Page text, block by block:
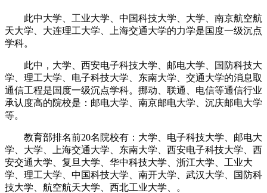
此中大学、工业大学、中国科技大学、大学、南京航空航
天大学、大连理工大学、上海交通大学的力学是国度一级沉点
学科。
此中，大学、西安电子科技大学、邮电大学、国防科技大
学、理工大学、电子科技大学、东南大学、交通大学的消息取
通信工程是国度一级沉点学科。挪动、联通、电信等通信行业
承认度高的院校是：邮电大学、南京邮电大学、沉庆邮电大学
等。
教育部排名前20名院校有：大学、电子科技大学、邮电大
学、大学、上海交通大学、东南大学、西安电子科技大学、西
安交通大学、复旦大学、华中科技大学、浙江大学、工业大
学、理工大学、中国科技大学、南开大学、武汉大学、国防科
技大学、航空航天大学、西北工业大学、。